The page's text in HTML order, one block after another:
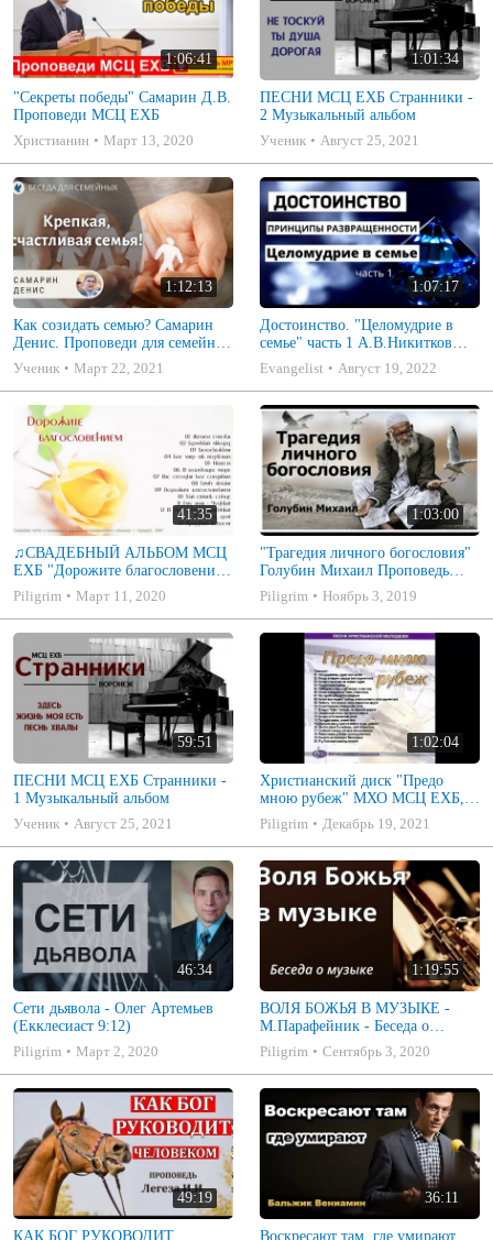
1:06:41
"Секреты победы" Самарин Д.В.
Проповеди МСЦ ЕХБ
Христианин
Март 13, 2020
1:01:34
ПЕСНИ МСЦ ЕХБ Странники -
2 Музыкальный альбом
Ученик
Август 25, 2021
1:12:13
Как созидать семью? Самарин
Денис. Проповеди для семейных
МСЦ ЕХБ
Ученик Март 22, 2021
1:07:17
Достоинство. "Целомудрие в
семье" часть 1 А.В.Никитков
Беседа для семейных МСЦ ЕХБ
Evangelist Август 19, 2022
41:35
♫СВАДЕБНЫЙ АЛЬБОМ МСЦ
ЕХБ "Дорожите благословением
- Христианские песни.
Музыкальный диск. Псалмы
Piligrim Март 11, 2020
1:03:00
"Трагедия личного богословия"
Голубин Михаил Проповедь
2019
Piligrim Ноябрь 3, 2019
59:51
ПЕСНИ МСЦ ЕХБ Странники -
1 Музыкальный альбом
Ученик
Август 25, 2021
1:02:04
Христианский диск "Предо
мною рубеж" МХО МСЦ ЕХБ,
музыкальный альбом, пение,
музыка
Piligrim Декабрь 19, 2021
46:34
Сети дьявола - Олег Артемьев
(Екклесиаст 9:12)
Piligrim
Март 2, 2020
1:19:55
ВОЛЯ БОЖЬЯ В МУЗЫКЕ -
М.Парафейник - Беседа о
музыке 2
Piligrim Сентябрь 3, 2020
49:19
КАК БОГ РУКОВОДИТ
36:11
Воскресают там, где умирают.